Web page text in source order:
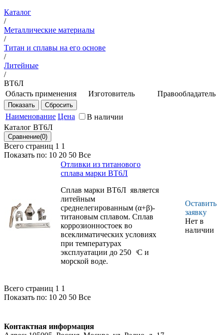
Каталог
/
Металлические материалы
/
Титан и сплавы на его основе
/
Литейные
/
ВТ6Л
Область применения
Литые детали,
работающие
длительно при
температурах до
400 °С
Изготовитель
институт" -
Правообладатель
Наименование Цена
В наличии
Каталог ВТ6Л
Всего страниц 1 1
Показать по: 10 20 50 Все
Отливки из титанового
сплава марки ВТ6Л
Сплав марки ВТ6Л является
литейным
среднелегированным (α+β)-
титановым сплавом. Сплав
коррозионностоек во
всеклиматических условиях
при температурах
эксплуатации до 250 ͦС и
морской воде.
Оставить
заявку
Нет в
наличии
Всего страниц 1 1
Показать по: 10 20 50 Все
Контактная информация